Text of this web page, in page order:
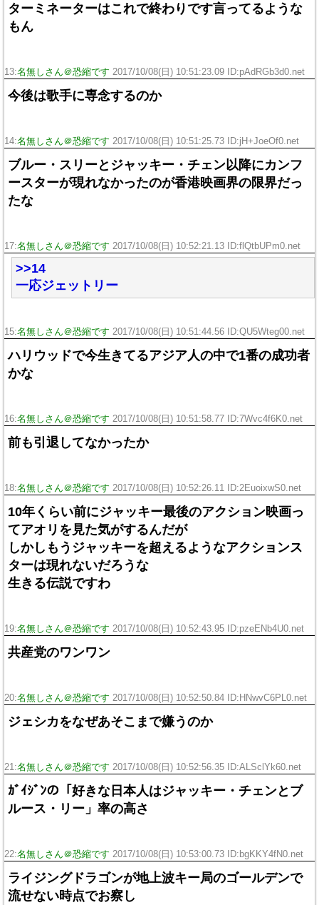
ターミネーターはこれで終わりです言ってるような
もん
13:名無しさん＠恐縮です 2017/10/08(日) 10:51:23.09 ID:pAdRGb3d0.net
今後は歌手に専念するのか
14:名無しさん＠恐縮です 2017/10/08(日) 10:51:25.73 ID:jH+JoeOf0.net
ブルー・スリーとジャッキー・チェン以降にカンフ
ースターが現れなかったのが香港映画界の限界だっ
たな
17:名無しさん＠恐縮です 2017/10/08(日) 10:52:21.13 ID:flQtbUPm0.net
>>14
一応ジェットリー
15:名無しさん＠恐縮です 2017/10/08(日) 10:51:44.56 ID:QU5Wteg00.net
ハリウッドで今生きてるアジア人の中で1番の成功者
かな
16:名無しさん＠恐縮です 2017/10/08(日) 10:51:58.77 ID:7Wvc4f6K0.net
前も引退してなかったか
18:名無しさん＠恐縮です 2017/10/08(日) 10:52:26.11 ID:2EuoixwS0.net
10年くらい前にジャッキー最後のアクション映画っ
てアオリを見た気がするんだが
しかしもうジャッキーを超えるようなアクションス
ターは現れないだろうな
生きる伝説ですわ
19:名無しさん＠恐縮です 2017/10/08(日) 10:52:43.95 ID:pzeENb4U0.net
共産党のワンワン
20:名無しさん＠恐縮です 2017/10/08(日) 10:52:50.84 ID:HNwvC6PL0.net
ジェシカをなぜあそこまで嫌うのか
21:名無しさん＠恐縮です 2017/10/08(日) 10:52:56.35 ID:ALSclYk60.net
ｶﾞｲｼﾞﾝの「好きな日本人はジャッキー・チェンとブ
ルース・リー」率の高さ
22:名無しさん＠恐縮です 2017/10/08(日) 10:53:00.73 ID:bgKKY4fN0.net
ライジングドラゴンが地上波キー局のゴールデンで
流せない時点でお察し